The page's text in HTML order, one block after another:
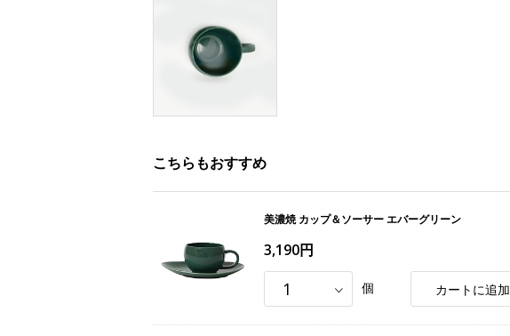
こちらもおすすめ
美濃焼 カップ＆ソーサー エバーグリーン
3,190円
個 カートに追加